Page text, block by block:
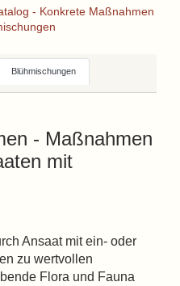
- Konkrete Maßnahmen
Blühmischungen
- Maßnahmen
mit
Ansaat mit ein- oder
zu wertvollen
Flora und Fauna